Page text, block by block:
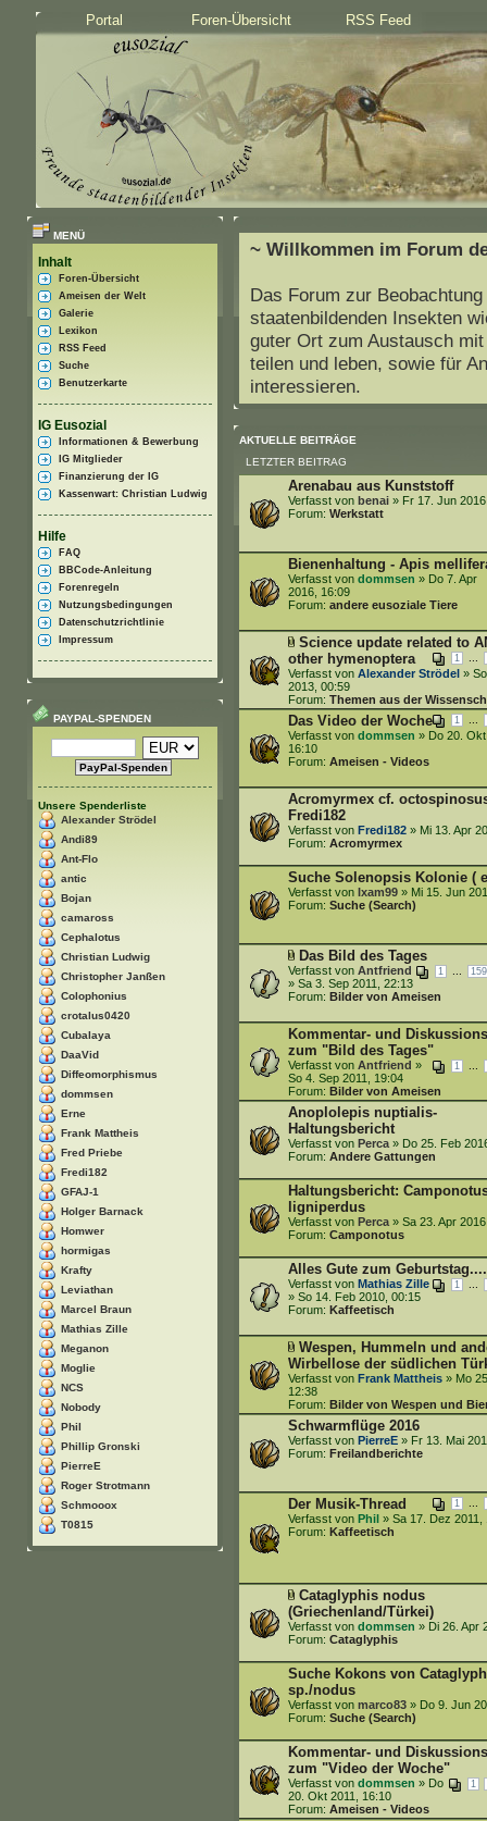
Portal Foren-Übersicht RSS Feed
MENÜ
Inhalt
Foren-Übersicht
Ameisen der Welt
Galerie
Lexikon
RSS Feed
Suche
Benutzerkarte
IG Eusozial
Informationen & Bewerbung
IG Mitglieder
Finanzierung der IG
Kassenwart: Christian Ludwig
Hilfe
FAQ
BBCode-Anleitung
Forenregeln
Nutzungsbedingungen
Datenschutzrichtlinie
Impressum
PAYPAL-SPENDEN
Unsere Spenderliste
Alexander Strödel
Andi89
Ant-Flo
antic
Bojan
camaross
Cephalotus
Christian Ludwig
Christopher Janßen
Colophonius
crotalus0420
Cubalaya
DaaVid
Diffeomorphismus
dommsen
Erne
Frank Mattheis
Fred Priebe
Fredi182
GFAJ-1
Holger Barnack
Homwer
hormigas
Krafty
Leviathan
Marcel Braun
Mathias Zille
Meganon
Moglie
NCS
Nobody
Phil
Phillip Gronski
PierreE
Roger Strotmann
Schmooox
T0815
~ Willkommen im Forum
Das Forum zur
staatenbildenden Insekten
guter Ort zum Austausch
teilen und leben, sowie für
interessieren.
AKTUELLE BEITRÄGE
LETZTER BEITRAG
Arenabau aus Kunststoff
Verfasst von benai» Fr 17. Jun
Forum: Werkstatt
Bienenhaltung - Apis
Verfasst von dommsen » Do 7. Apr
2016, 16:09
Forum: andere eusoziale Tiere
Science update related to
other hymenoptera
1
Verfasst von Alexander Strödel» So
2013, 00:59
Forum: Themen aus der
Das Video der Woche 1
Verfasst von dommsen » Do 20. Okt
16:10
Forum: Ameisen - Videos
Acromyrmex cf.
Fredi182
Verfasst von Fredi182» Mi 13. Apr
Forum: Acromyrmex
Suche Solenopsis Kolonie (
Verfasst von Ixam99» Mi 15. Jun
Forum: Suche (Search)
Das Bild des Tages
1 159
Verfasst von Antfriend
» Sa 3. Sep 2011, 22:13
Forum: Bilder von Ameisen
Kommentar- und
zum "Bild des Tages"
1
Verfasst von Antfriend »
So 4. Sep 2011, 19:04
Forum: Bilder von Ameisen
Anoplolepis nuptialis-
Haltungsbericht
Verfasst von Perca» Do 25. Feb
Forum: Andere Gattungen
Haltungsbericht:
ligniperdus
Verfasst von Perca» Sa 23. Apr
Forum: Camponotus
Alles Gute zum
1
Verfasst von Mathias Zille
» So 14. Feb 2010, 00:15
Forum: Kaffeetisch
Wespen, Hummeln und
Wirbellose der südlichen
Verfasst von Frank Mattheis» Mo
12:38
Forum: Bilder von Wespen und
Schwarmflüge 2016
Verfasst von PierreE» Fr 13. Mai
Forum: Freilandberichte
Der Musik-Thread 1
Verfasst von Phil» Sa 17. Dez 2011,
Forum: Kaffeetisch
Cataglyphis nodus
(Griechenland/Türkei)
Verfasst von dommsen » Di 26. Apr
Forum: Cataglyphis
Suche Kokons von
sp./nodus
Verfasst von marco83» Do 9. Jun
Forum: Suche (Search)
Kommentar- und
zum "Video der Woche"
1
Verfasst von dommsen » Do
20. Okt 2011, 16:10
Forum: Ameisen - Videos